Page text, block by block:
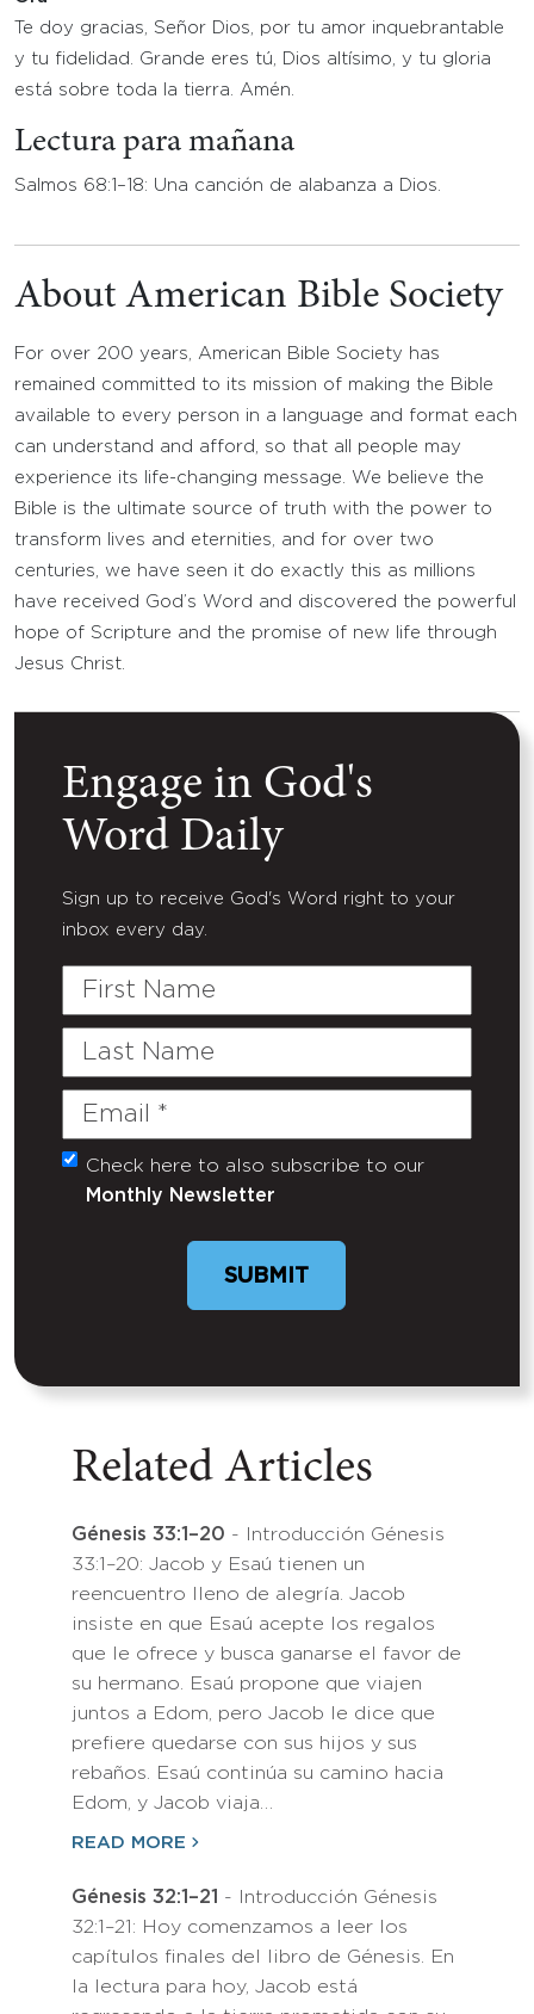
Te doy gracias, Señor Dios, por tu amor inquebrantable
y tu fidelidad. Grande eres tú, Dios altísimo, y tu gloria
está sobre toda la tierra. Amén.
Lectura para mañana
Salmos 68:1–18: Una canción de alabanza a Dios.
About American Bible Society
For over 200 years, American Bible Society has
remained committed to its mission of making the Bible
available to every person in a language and format each
can understand and afford, so that all people may
experience its life-changing message. We believe the
Bible is the ultimate source of truth with the power to
transform lives and eternities, and for over two
centuries, we have seen it do exactly this as millions
have received God’s Word and discovered the powerful
hope of Scripture and the promise of new life through
Jesus Christ.
Engage in God's
Word Daily
Sign up to receive God's Word right to your
inbox every day.
First
Last
Email
(Required)
Untitled
Check here to also subscribe to our
Monthly Newsletter
SUBMIT
Related Articles
Génesis 33:1–20 - Introducción Génesis
33:1–20: Jacob y Esaú tienen un
reencuentro lleno de alegría. Jacob
insiste en que Esaú acepte los regalos
que le ofrece y busca ganarse el favor de
su hermano. Esaú propone que viajen
juntos a Edom, pero Jacob le dice que
prefiere quedarse con sus hijos y sus
rebaños. Esaú continúa su camino hacia
Edom, y Jacob viaja…
READ MORE
Génesis 32:1–21 - Introducción Génesis
32:1–21: Hoy comenzamos a leer los
capítulos finales del libro de Génesis. En
la lectura para hoy, Jacob está